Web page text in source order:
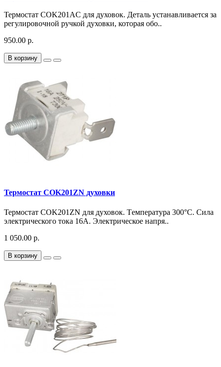
Термостат COK201AC для духовок. Деталь устанавливается за
регулировочной ручкой духовки, которая обо..
950.00 р.
В корзину
Термостат COK201ZN духовки
Термостат COK201ZN для духовок. Tемпература 300°C. Сила
электрического тока 16A. Электрическое напря..
1 050.00 р.
В корзину